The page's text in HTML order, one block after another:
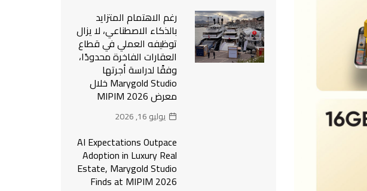
رغم الاهتمام المتزايد
بالذكاء الاصطناعي، لا يزال
توظيفه العملي في قطاع
العقارات الفاخرة محدودًا،
وفقًا لدراسة أجرتها
Marygold Studio خلال
معرض MIPIM 2026
يوليو 16, 2026
AI Expectations Outpace
Adoption in Luxury Real
Estate, Marygold Studio
Finds at MIPIM 2026